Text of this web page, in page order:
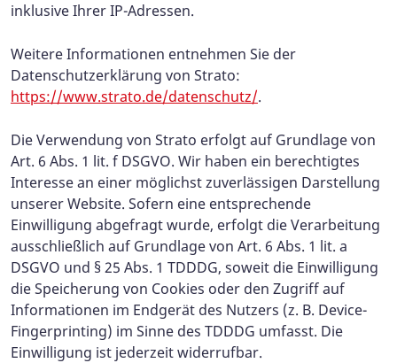
inklusive Ihrer IP-Adressen.
Weitere Informationen entnehmen Sie der
Datenschutzerklärung von Strato:
https://www.strato.de/datenschutz/.
Die Verwendung von Strato erfolgt auf Grundlage von
Art. 6 Abs. 1 lit. f DSGVO. Wir haben ein berechtigtes
Interesse an einer möglichst zuverlässigen Darstellung
unserer Website. Sofern eine entsprechende
Einwilligung abgefragt wurde, erfolgt die Verarbeitung
ausschließlich auf Grundlage von Art. 6 Abs. 1 lit. a
DSGVO und § 25 Abs. 1 TDDDG, soweit die Einwilligung
die Speicherung von Cookies oder den Zugriff auf
Informationen im Endgerät des Nutzers (z. B. Device-
Fingerprinting) im Sinne des TDDDG umfasst. Die
Einwilligung ist jederzeit widerrufbar.